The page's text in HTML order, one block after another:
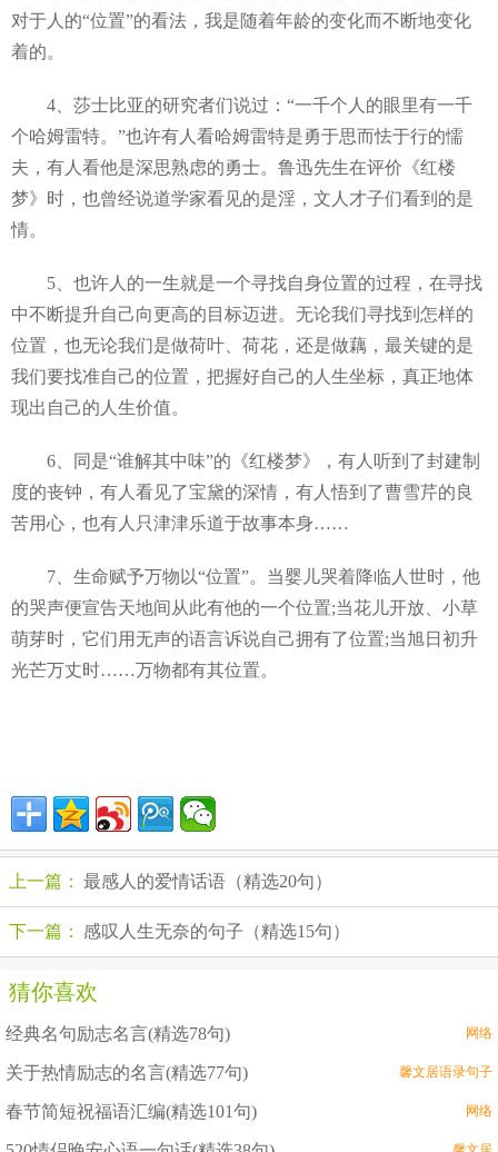
对于人的“位置”的看法，我是随着年龄的变化而不断地变化
着的。
4、莎士比亚的研究者们说过：“一千个人的眼里有一千
个哈姆雷特。”也许有人看哈姆雷特是勇于思而怯于行的懦
夫，有人看他是深思熟虑的勇士。鲁迅先生在评价《红楼
梦》时，也曾经说道学家看见的是淫，文人才子们看到的是
情。
5、也许人的一生就是一个寻找自身位置的过程，在寻找
中不断提升自己向更高的目标迈进。无论我们寻找到怎样的
位置，也无论我们是做荷叶、荷花，还是做藕，最关键的是
我们要找准自己的位置，把握好自己的人生坐标，真正地体
现出自己的人生价值。
6、同是“谁解其中味”的《红楼梦》，有人听到了封建制
度的丧钟，有人看见了宝黛的深情，有人悟到了曹雪芹的良
苦用心，也有人只津津乐道于故事本身……
7、生命赋予万物以“位置”。当婴儿哭着降临人世时，他
的哭声便宣告天地间从此有他的一个位置;当花儿开放、小草
萌芽时，它们用无声的语言诉说自己拥有了位置;当旭日初升
光芒万丈时……万物都有其位置。
上一篇： 最感人的爱情话语（精选20句）
下一篇： 感叹人生无奈的句子（精选15句）
猜你喜欢
经典名句励志名言(精选78句) 网络
关于热情励志的名言(精选77句) 馨文居语录句子
春节简短祝福语汇编(精选101句) 网络